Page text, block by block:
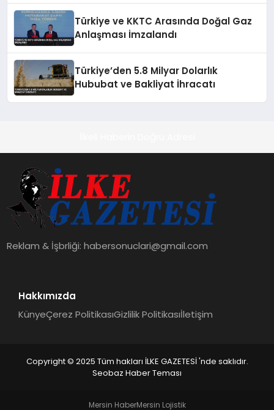
Türkiye ve KKTC Arasında Doğal Gaz
Anlaşması İmzalandı
Türkiye’den 5.8 Milyar Dolarlık
Hububat ve Bakliyat İhracatı
Reklam & İşbrliği:habersonuclari@gmail.com
Hakkımızda
KünyeÇerez PolitikasıGizlilik Politikasıİletişim
Copyright © 2025 Tüm hakları İLKE GAZETESİ 'nde saklıdır.
Seobaz Haber Teması
Mersin HaberMersin Lojistik